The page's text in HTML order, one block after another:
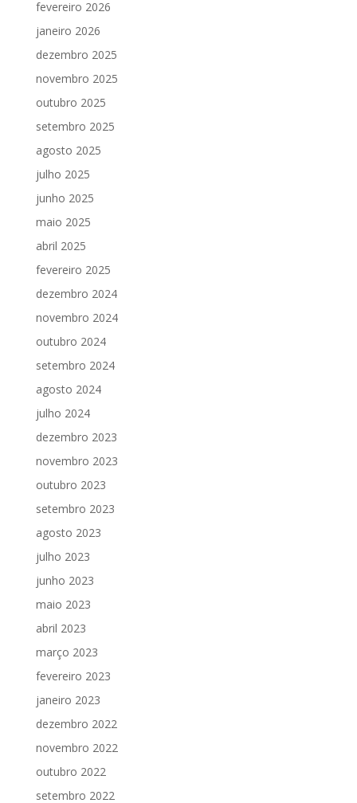
fevereiro 2026
janeiro 2026
dezembro 2025
novembro 2025
outubro 2025
setembro 2025
agosto 2025
julho 2025
junho 2025
maio 2025
abril 2025
fevereiro 2025
dezembro 2024
novembro 2024
outubro 2024
setembro 2024
agosto 2024
julho 2024
dezembro 2023
novembro 2023
outubro 2023
setembro 2023
agosto 2023
julho 2023
junho 2023
maio 2023
abril 2023
março 2023
fevereiro 2023
janeiro 2023
dezembro 2022
novembro 2022
outubro 2022
setembro 2022